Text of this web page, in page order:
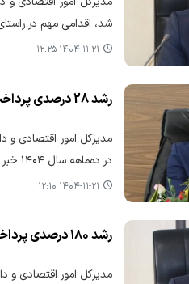
شد، اقدامی مهم در
۱۴۰۴-۱۱-۲۱ ۱۲:۲۵
رشد 28 درصدی پرداخت اعتبارات هزینه‌ای در استان مازندران
در ده‌ماهه سال ۱۴۰۴ خبر داد که این میزان نسبت به مدت مشابه سال گذشته، رشد ۲۸ درصدی داشته است.
۱۴۰۴-۱۱-۲۱ ۱۲:۱۰
رشد ۱۸۰ درصدی پرداخت اعتبارات تملک دارایی‌های سرمایه‌ای مازندران
مدیرکل امور اقتصادی و